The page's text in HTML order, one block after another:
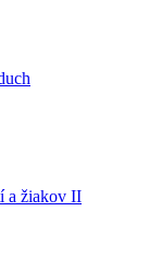
a žiakov II